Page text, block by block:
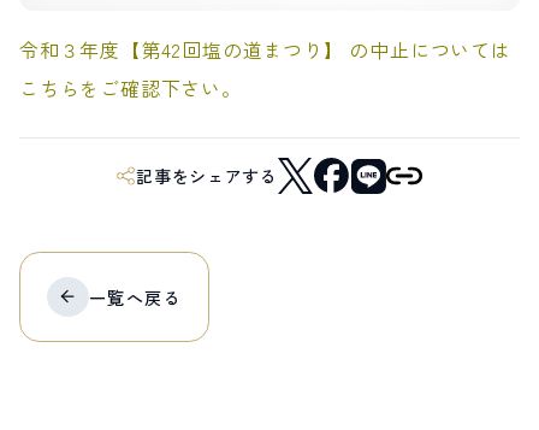
白馬村の季節 塩の道
FURUSATO TAX
ふるさと納税
サイト内検索
白馬村までのアクセス
白馬村内の交通情報
採用情報
令和３年度【第42回塩の道まつり】 の中止については
こちらをご確認下さい。
記事をシェアする
一覧へ戻る